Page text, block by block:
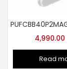
4,990.00
Read